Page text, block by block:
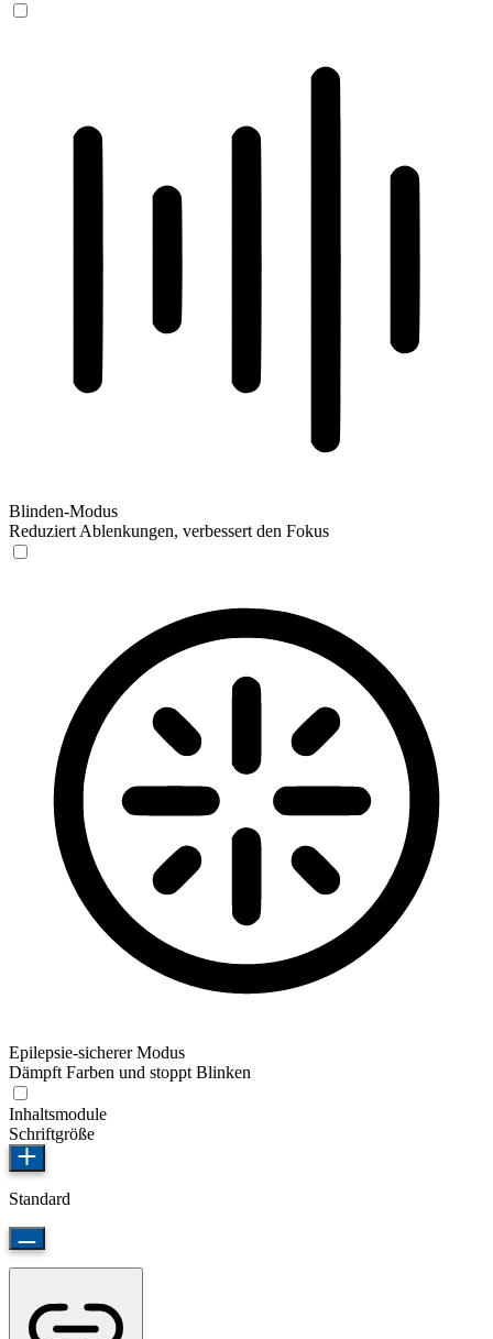
Blinden-Modus
Reduziert Ablenkungen, verbessert den Fokus
Epilepsie-sicherer Modus
Dämpft Farben und stoppt Blinken
Inhaltsmodule
Schriftgröße
Standard